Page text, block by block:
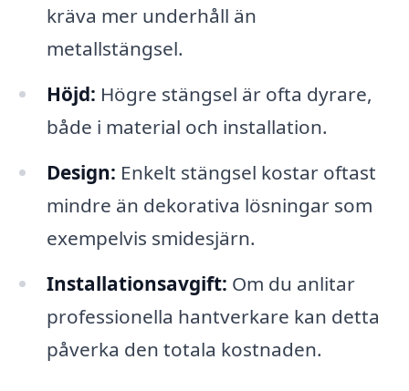
kräva mer underhåll än
metallstängsel.
Höjd: Högre stängsel är ofta dyrare,
både i material och installation.
Design: Enkelt stängsel kostar oftast
mindre än dekorativa lösningar som
exempelvis smidesjärn.
Installationsavgift: Om du anlitar
professionella hantverkare kan detta
påverka den totala kostnaden.